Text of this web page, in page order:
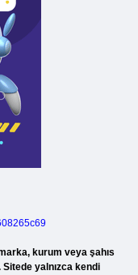
kurum veya şahıs
yalnızca kendi